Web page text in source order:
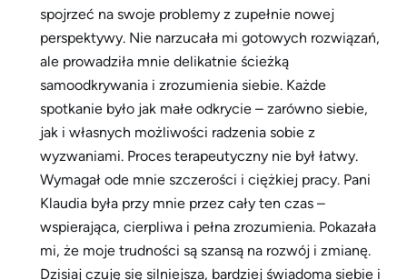
spojrzeć na swoje problemy z zupełnie nowej
perspektywy. Nie narzucała mi gotowych rozwiązań,
ale prowadziła mnie delikatnie ścieżką
samoodkrywania i zrozumienia siebie. Każde
spotkanie było jak małe odkrycie – zarówno siebie,
jak i własnych możliwości radzenia sobie z
wyzwaniami. Proces terapeutyczny nie był łatwy.
Wymagał ode mnie szczerości i ciężkiej pracy. Pani
Klaudia była przy mnie przez cały ten czas –
wspierająca, cierpliwa i pełna zrozumienia. Pokazała
mi, że moje trudności są szansą na rozwój i zmianę.
Dzisiaj czuję się silniejsza, bardziej świadoma siebie i